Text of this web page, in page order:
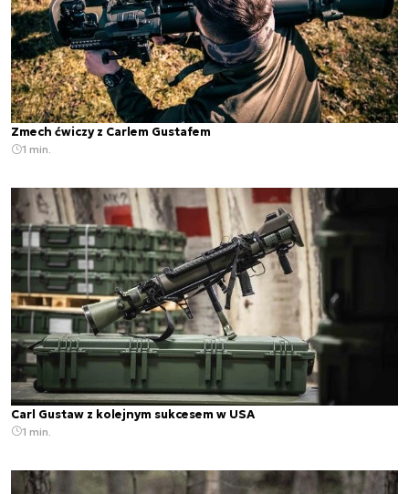
Zmech ćwiczy z Carlem Gustafem
1 min.
Carl Gustaw z kolejnym sukcesem w USA
1 min.